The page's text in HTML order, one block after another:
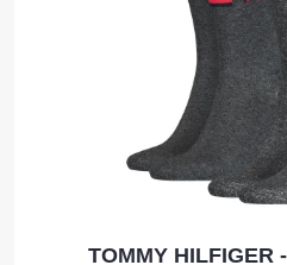
TOMMY HILFIGER